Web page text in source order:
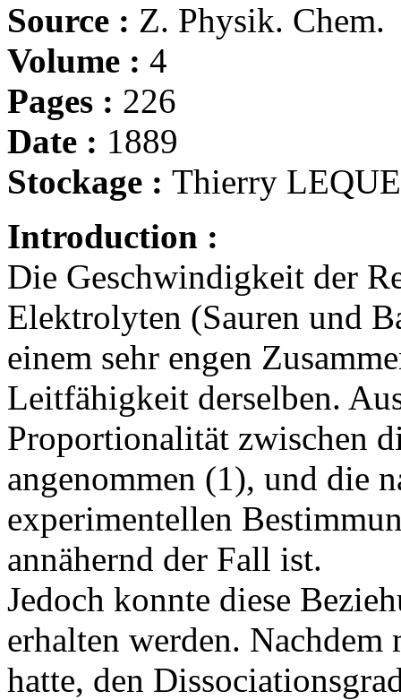
Source : Z. Physik. Chem.
Volume : 4
Pages : 226
Date : 1889
Stockage : Thierry
Introduction :
Die Geschwindigkeit der
Elektrolyten (Sauren und
einem sehr engen
Leitfähigkeit derselben.
Proportionalität zwischen
angenommen (1), und die
experimentellen
annähernd der Fall ist.
Jedoch konnte diese
erhalten werden.
hatte, den